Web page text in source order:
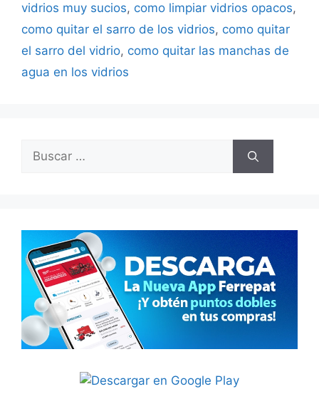
vidrios muy sucios, como limpiar vidrios opacos,
como quitar el sarro de los vidrios, como quitar
el sarro del vidrio, como quitar las manchas de
agua en los vidrios
Buscar: